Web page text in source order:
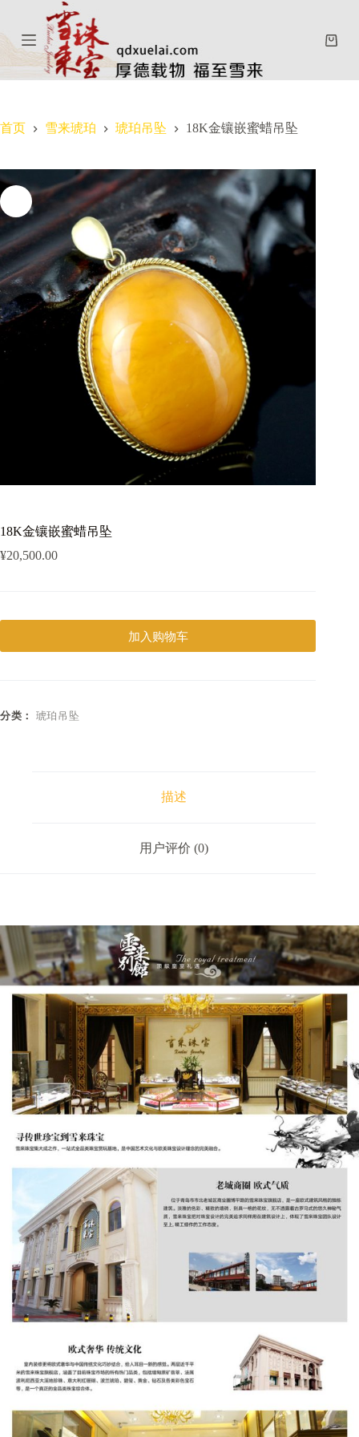
过
内
容
购
车
首页 雪来琥珀 琥珀吊坠 18K金镶嵌蜜蜡吊坠
18K金镶嵌蜜蜡吊坠
¥20,500.00
加入购物车
分类： 琥珀吊坠
描述
用户评价 (0)